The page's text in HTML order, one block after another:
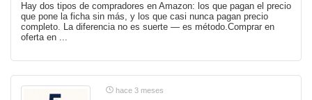
Hay dos tipos de compradores en Amazon: los que pagan el precio
que pone la ficha sin más, y los que casi nunca pagan precio
completo. La diferencia no es suerte — es método.Comprar en
oferta en ...
hace 3 meses